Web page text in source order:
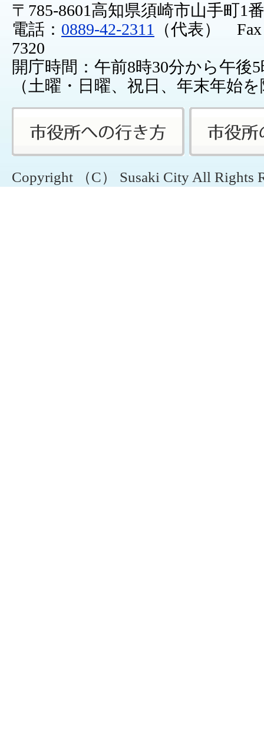
〒785-8601高知県須崎市山手町1
電話： 0889-42-2311
（代表） Fax
7320
開庁時間：午前8時30分から午後
（土曜・日曜、祝日、年末年始
Copyright （C） Susaki City All Rights